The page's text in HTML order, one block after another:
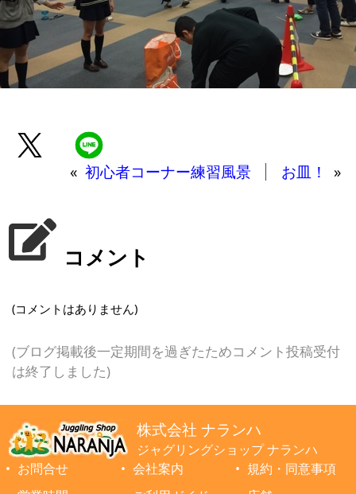
« 初心者コーナー練習風景 お皿！ »
コメント
(コメントはありません)
(ブログ掲載後一定期間を過ぎたためコメント投稿受付
は終了しました)
株式会社 ナランハ
ジャグリングショップ ナランハ
お問合せ
会社案内
規約・同意事項